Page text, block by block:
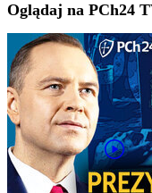
Oglądaj na PCh24